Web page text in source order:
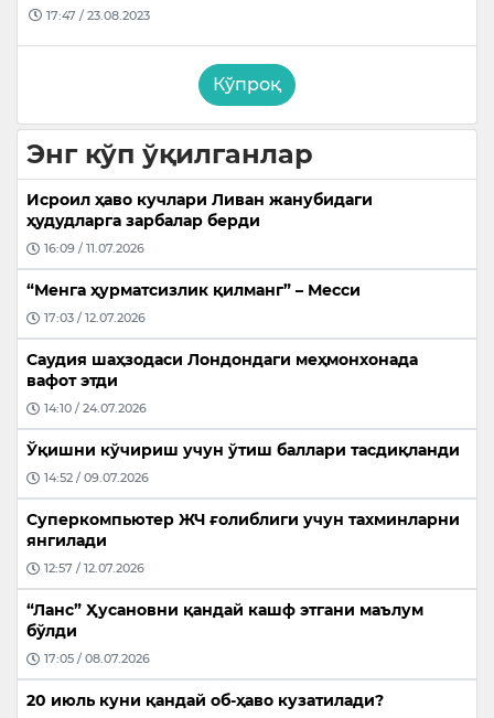
17:47 / 23.08.2023
Кўпроқ
Энг кўп ўқилганлар
Исроил ҳаво кучлари Ливан жанубидаги
ҳудудларга зарбалар берди
16:09 / 11.07.2026
“Менга ҳурматсизлик қилманг” – Месси
17:03 / 12.07.2026
Саудия шаҳзодаси Лондондаги меҳмонхонада
вафот этди
14:10 / 24.07.2026
Ўқишни кўчириш учун ўтиш баллари тасдиқланди
14:52 / 09.07.2026
Суперкомпьютер ЖЧ ғолиблиги учун тахминларни
янгилади
12:57 / 12.07.2026
“Ланс” Ҳусановни қандай кашф этгани маълум
бўлди
17:05 / 08.07.2026
20 июль куни қандай об-ҳаво кузатилади?